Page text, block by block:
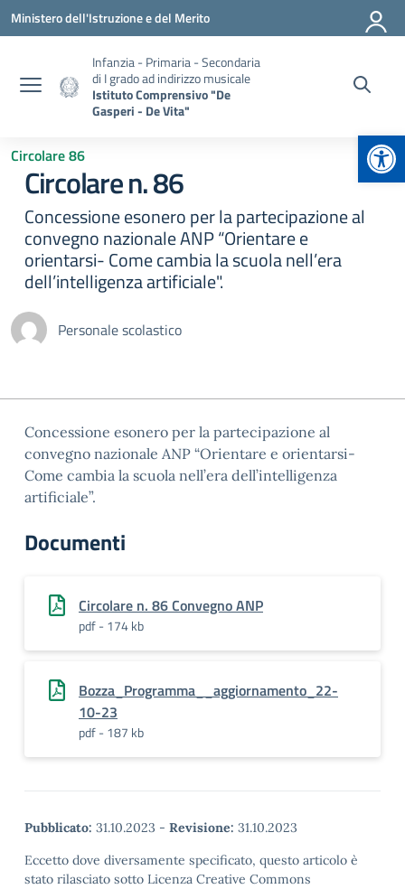
Vai ai contenuti
Vai al menu di navigazione
Vai al footer
Ministero dell'Istruzione e del Merito
Infanzia - Primaria - Secondaria
di I grado ad indirizzo musicale
Istituto Comprensivo "De
Gasperi - De Vita"
Circolare 86
Circolare n. 86
Concessione esonero per la partecipazione al
convegno nazionale ANP “Orientare e
orientarsi- Come cambia la scuola nell’era
dell’intelligenza artificiale".
Personale scolastico
Concessione esonero per la partecipazione al
convegno nazionale ANP “Orientare e orientarsi-
Come cambia la scuola nell’era dell’intelligenza
artificiale”.
Documenti
Circolare n. 86 Convegno ANP
pdf - 174 kb
Bozza_Programma__aggiornamento_22-
10-23
pdf - 187 kb
Pubblicato: 31.10.2023 - Revisione: 31.10.2023
Eccetto dove diversamente specificato, questo articolo è
stato rilasciato sotto Licenza Creative Commons